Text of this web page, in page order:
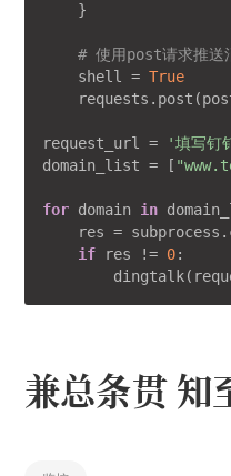
    }
# 使用post请求推送
    shell =
True
request_url =
'填写钉
domain_list = [
for domain in
res =
if res != 0:
兼总条贯 知